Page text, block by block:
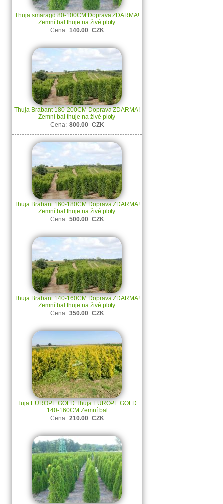
Thuja smaragd 80-100CM Doprava ZDARMA!
Zemní bal thuje na živé ploty
Cena: 140.00 CZK
Thuja Brabant 180-200CM Doprava ZDARMA!
Zemní bal thuje na živé ploty
Cena: 800.00 CZK
Thuja Brabant 160-180CM Doprava ZDARMA!
Zemní bal thuje na živé ploty
Cena: 500.00 CZK
Thuja Brabant 140-160CM Doprava ZDARMA!
Zemní bal thuje na živé ploty
Cena: 350.00 CZK
Tuja EUROPE GOLD Thuja EUROPE GOLD
140-160CM Zemní bal
Cena: 210.00 CZK